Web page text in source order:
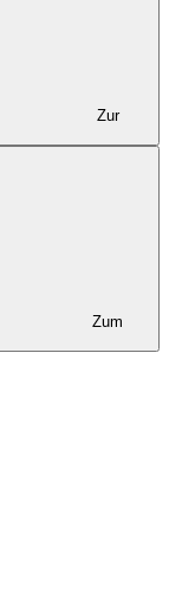
Zur
Zum